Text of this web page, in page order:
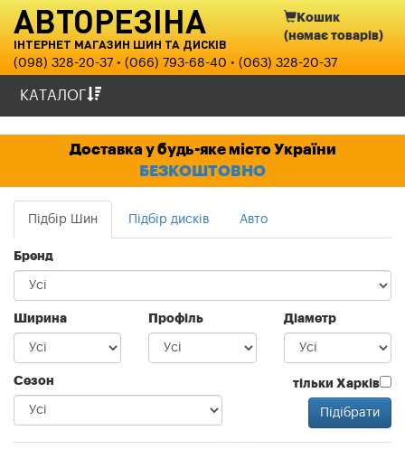
АВТОРЕЗІНА
ІНТЕРНЕТ МАГАЗИН ШИН ТА ДИСКІВ
Кошик
(немає товарів)
(098) 328-20-37 • (066) 793-68-40 • (063) 328-20-37
КАТАЛОГ
ШИНИ
ВАНТАЖНІ ШИНИ ТА С\Х
МОТОШИНИ
ОПЛАТА ТА ДОСТАВКА
ПРО НАС
КОНТАКТИ
Доставка у будь-яке місто України
БЕЗКОШТОВНО
Підбір Шин Підбір дисків Авто
Бренд
Ширина Профіль Діаметр
Сезон тільки Харків